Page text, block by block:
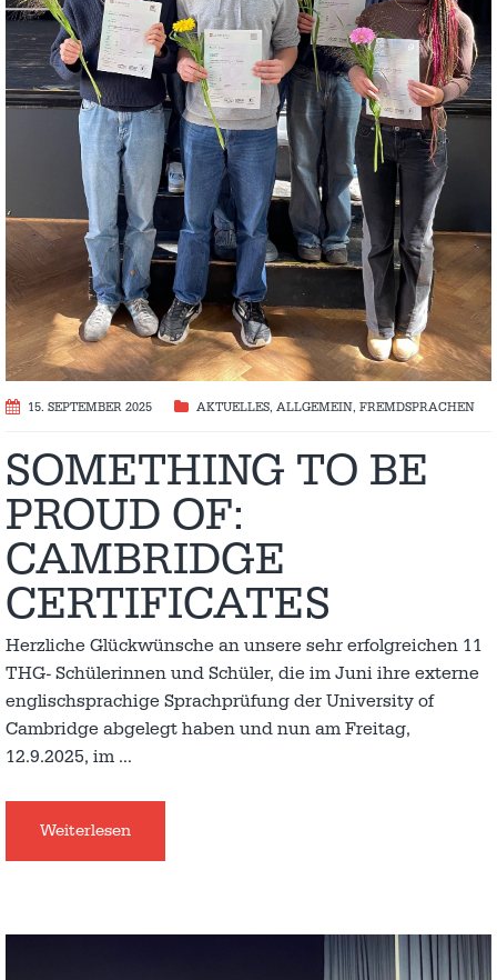
15. SEPTEMBER 2025 AKTUELLES, ALLGEMEIN, FREMDSPRACHEN
SOMETHING TO BE
PROUD OF:
CAMBRIDGE
CERTIFICATES
Herzliche Glückwünsche an unsere sehr erfolgreichen 11
THG- Schülerinnen und Schüler, die im Juni ihre externe
englischsprachige Sprachprüfung der University of
Cambridge abgelegt haben und nun am Freitag,
12.9.2025, im …
Weiterlesen